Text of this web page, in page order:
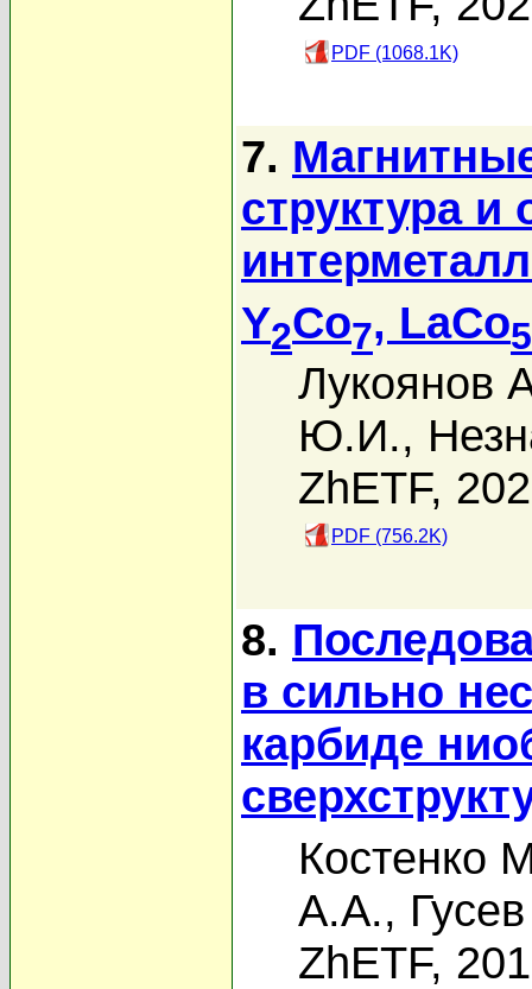
PDF (1068.1K)
7.
структура и
Y2Co7, LaCo5
Лукоянов
Ю.И.,
ZhETF,
PDF (756.2K)
8.
в сильно
карбиде
Костенко
А.А.,
ZhETF,